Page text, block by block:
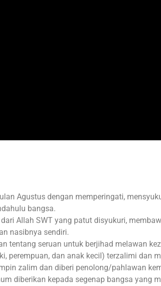
Agustus dengan memperingati,
bangsa.
Allah SWT yang patut disyukuri,
nasibnya sendiri.
tentang seruan untuk berjihad melawan
perempuan, dan anak kecil) terzalimi dan
zalim dan diberi penolong/pahlawan
diberikan kepada segenap bangsa yang